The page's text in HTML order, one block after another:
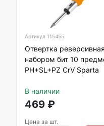
Артикул 115455
Отвертка
набором бит 10
PH+SL+PZ CrV Sparta
В наличии
469 ₽
Цена за шт.